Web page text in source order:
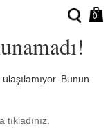
0
Bunun